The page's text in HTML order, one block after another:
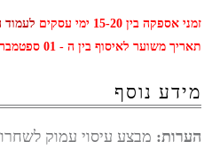
זמני אספקה בין 15-20 ימי עסקים
לעמוד
תאריך משוער לאיסוף בין ה - 01 ספטמבר ל - 11 ספטמבר
מידע נוסף
הערות: מבצע עיסוי עמוק